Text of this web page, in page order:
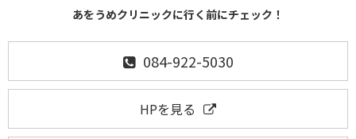
あをうめクリニックに行く前にチェック！
084-922-5030
HPを見る